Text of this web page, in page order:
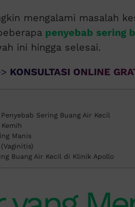
mengalami masalah
penyebab sering
ini hingga selesai.
KONSULTASI ONLINE
Sering Buang Air Kecil
Manis
Buang Air Kecil di Klinik Apollo